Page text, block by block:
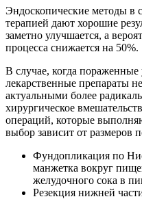
Эндоскопические методы в
терапией дают хорошие
заметно улучшается, а
процесса снижается на 50%.
В случае, когда
лекарственные препараты
актуальными более
хирургическое
операций, которые
выбор зависит от размеров
Фундопликация по
манжетка вокруг
желудочного сока в
Резекция нижней